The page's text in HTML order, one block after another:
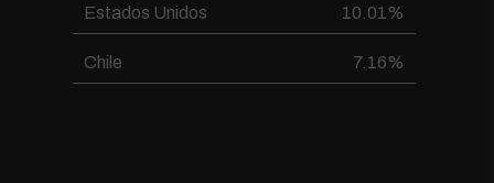
Estados Unidos 10.01%
Chile 7.16%